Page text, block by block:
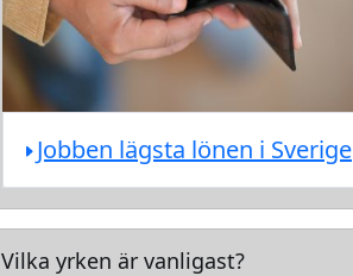
Jobben lägsta lönen i Sverige
Vilka yrken är vanligast?